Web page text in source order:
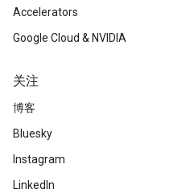
Accelerators
Google Cloud & NVIDIA
关注
博客
Bluesky
Instagram
LinkedIn